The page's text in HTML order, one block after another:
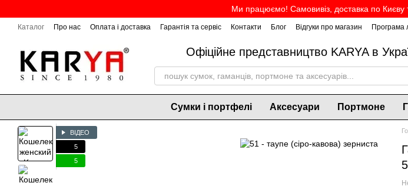
Ми працюємо! Самовивіз, доставка по Києву
Каталог Про нас Оплата і доставка Гарантія та сервіс Контакти Блог Відгуки про магазин Програма
Офіційне представництво KARYA в
Сумки і портфелі Аксесуари Портмоне
ВІДЕО
5
5